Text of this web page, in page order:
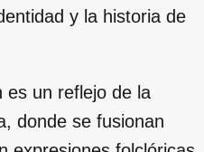
y la historia de
es un reflejo de la
donde se fusionan